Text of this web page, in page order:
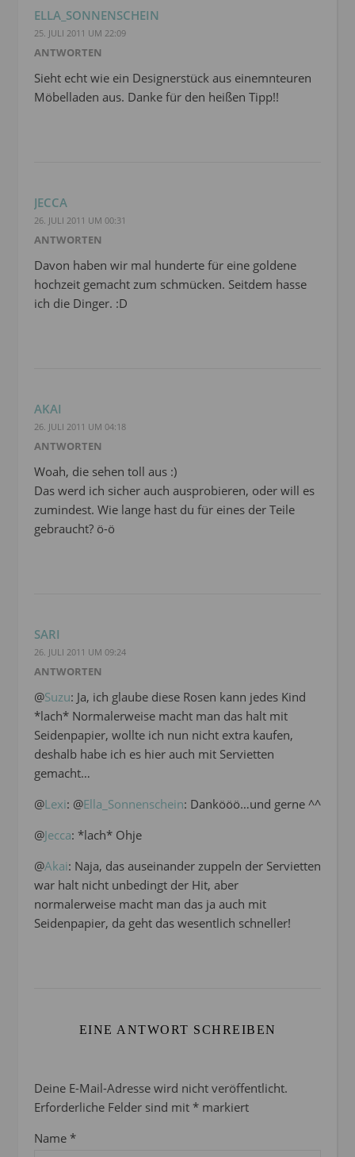
ELLA_SONNENSCHEIN
25. JULI 2011 UM 22:09
ANTWORTEN
Sieht echt wie ein Designerstück aus einemnteuren
Möbelladen aus. Danke für den heißen Tipp!!
JECCA
26. JULI 2011 UM 00:31
ANTWORTEN
Davon haben wir mal hunderte für eine goldene
hochzeit gemacht zum schmücken. Seitdem hasse
ich die Dinger. :D
AKAI
26. JULI 2011 UM 04:18
ANTWORTEN
Woah, die sehen toll aus :)
Das werd ich sicher auch ausprobieren, oder will es
zumindest. Wie lange hast du für eines der Teile
gebraucht? ö-ö
SARI
26. JULI 2011 UM 09:24
ANTWORTEN
@Suzu: Ja, ich glaube diese Rosen kann jedes Kind
*lach* Normalerweise macht man das halt mit
Seidenpapier, wollte ich nun nicht extra kaufen,
deshalb habe ich es hier auch mit Servietten
gemacht…
@Lexi: @Ella_Sonnenschein: Dankööö…und gerne ^^
@Jecca: *lach* Ohje
@Akai: Naja, das auseinander zuppeln der Servietten
war halt nicht unbedingt der Hit, aber
normalerweise macht man das ja auch mit
Seidenpapier, da geht das wesentlich schneller!
EINE ANTWORT SCHREIBEN
Deine E-Mail-Adresse wird nicht veröffentlicht.
Erforderliche Felder sind mit * markiert
Name *